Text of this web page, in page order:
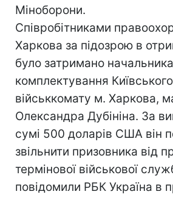
Міноборони.
Співробітниками
Харкова за підозрою в
було затримано
комплектування
військкомату м. Харкова,
Олександра Дубініна. За
сумі 500 доларів США він
звільнити призовника від
термінової військової
повідомили РБК Україна в